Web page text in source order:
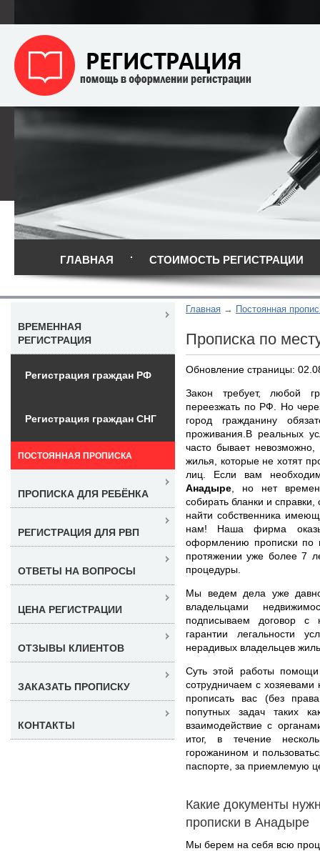
ГЛАВНАЯ СТОИМОСТЬ РЕГИСТРАЦИИ
Главная Постоянная
Прописка по
Обновление страницы:
Закон требует, любой
переезжать по РФ. Но
город гражданину
проживания.В реальных
часто бывает
жилья, которые не хотят
лиц. Если вам
Анадыре , но нет
собирать бланки и
найти собственника
нам! Наша фирма
оформлению прописки по
протяжении уже более 7
процедуры.
Мы ведем дела уже
владельцами
подписываем договор с
гарантии легальности
нерадивых владельцев
Суть этой работы
сотрудничаем с
прописать вас (без
попутных задач таких
взаимодействие с
итог, в течение
горожанином и
паспорте, за приемлемую
Какие документы
прописки в Анадыре
Мы берем на себя всю
ВРЕМЕННАЯ
РЕГИСТРАЦИЯ
Регистрация граждан РФ
Регистрация граждан СНГ
ПОСТОЯННАЯ ПРОПИСКА
ПРОПИСКА ДЛЯ РЕБЁНКА
РЕГИСТРАЦИЯ ДЛЯ РВП
ОТВЕТЫ НА ВОПРОСЫ
ЦЕНА РЕГИСТРАЦИИ
ОТЗЫВЫ КЛИЕНТОВ
ЗАКАЗАТЬ ПРОПИСКУ
КОНТАКТЫ